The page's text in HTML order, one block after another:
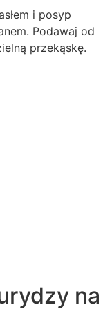
i posyp
Podawaj od
przekąskę.
na